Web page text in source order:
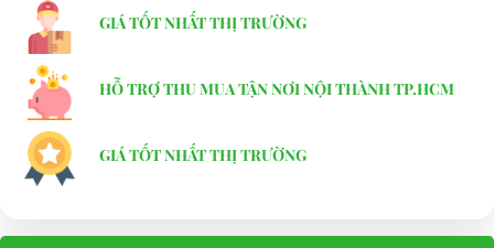
2.Xe điện chở khách du lịch ( 2-4-6-8-10-12-14 chỗ ).
3.Xe điện resort.
4.Xe điện cứu thương sử dụng trong bệnh viện.
5.Xe điện kéo hàng lên đến 10 tấn.
6.Xe điện cảnh sát ưu tiên có còi hú.
7.Xe điện nhỏ chạy trong khu dân cư.
GIÁ TỐT NHẤT THỊ TRƯỜNG
HỖ TRỢ THU MUA TẬN NƠI NỘI THÀNH TP.HCM
GIÁ TỐT NHẤT THỊ TRƯỜNG